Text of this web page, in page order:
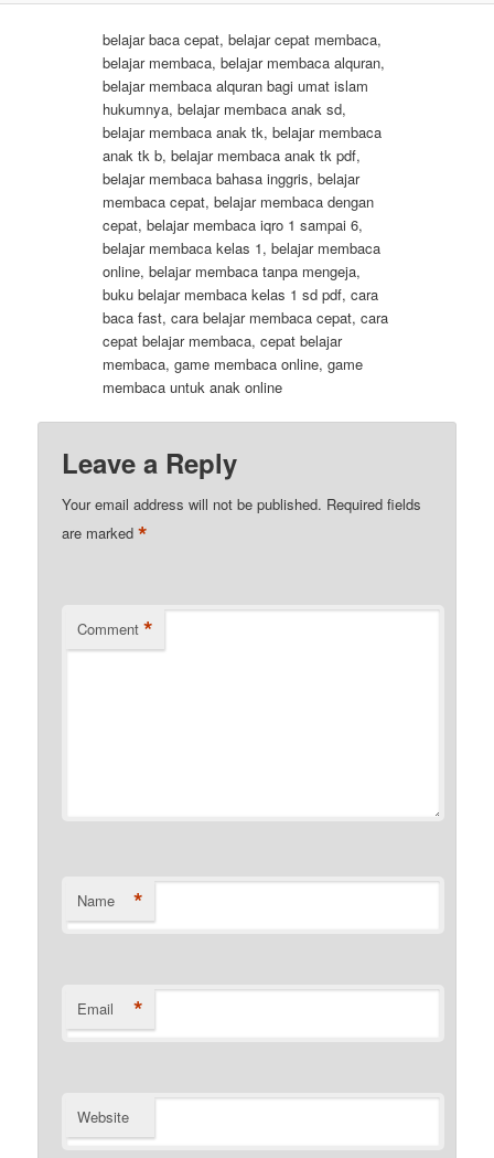
belajar baca cepat, belajar cepat membaca,
belajar membaca, belajar membaca alquran,
belajar membaca alquran bagi umat islam
hukumnya, belajar membaca anak sd,
belajar membaca anak tk, belajar membaca
anak tk b, belajar membaca anak tk pdf,
belajar membaca bahasa inggris, belajar
membaca cepat, belajar membaca dengan
cepat, belajar membaca iqro 1 sampai 6,
belajar membaca kelas 1, belajar membaca
online, belajar membaca tanpa mengeja,
buku belajar membaca kelas 1 sd pdf, cara
baca fast, cara belajar membaca cepat, cara
cepat belajar membaca, cepat belajar
membaca, game membaca online, game
membaca untuk anak online
Leave a Reply
Your email address will not be published. Required fields
are marked*
Comment *
Name *
Email *
Website